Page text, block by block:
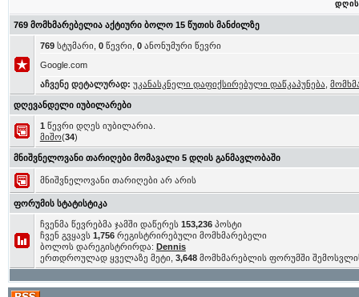
დღის
769 მომხმარებელია აქტიური ბოლო 15 წუთის მანძილზე
769სტუმარი, 0წევრი, 0ანონუმური წევრი
Google.com
აჩვენე დეტალურად: უკანასკნელი დაფიქსირებული დაწკაპუნება
დღევანდელი იუბილარები
1 წევრი დღეს იუბილარია.
მიშო(34)
მნიშვნელოვანი თარიღები მომავალი 5 დღის განმავლობაში
მნიშვნელოვანი თარიღები არ არის
ფორუმის სტატისტიკა
ჩვენმა წევრებმა ჯამში დაწერეს 153,236პოსტი
ჩვენ გვყავს 1,756რეგისტრირებული მომხმარებელი
ბოლოს დარეგისტრირდა: Dennis
ერთდროულად ყველაზე მეტი, 3,648მომხმარებლის ფორუმში